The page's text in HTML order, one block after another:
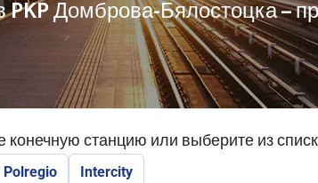
PKP Домброва-Бялостоцка –
конечную станцию или выберите из
Polregio Intercity